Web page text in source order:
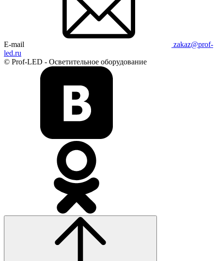
E-mail
zakaz@prof-
led.ru
© Prof-LED - Осветительное оборудование